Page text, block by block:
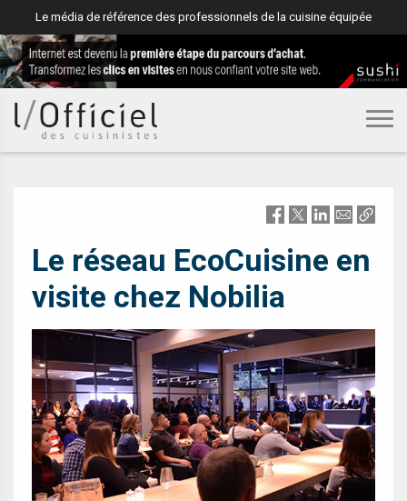
Le média de référence des professionnels de la cuisine équipée
Le réseau EcoCuisine en
visite chez Nobilia